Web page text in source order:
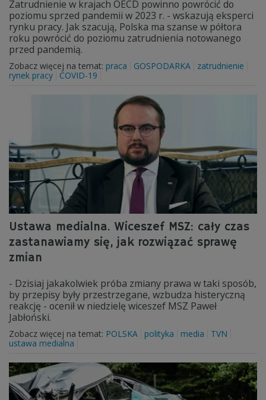
Zatrudnienie w krajach OECD powinno powrócić do
poziomu sprzed pandemii w 2023 r. - wskazują eksperci
rynku pracy. Jak szacują, Polska ma szanse w półtora
roku powrócić do poziomu zatrudnienia notowanego
przed pandemią.
Zobacz więcej na temat: praca GOSPODARKA
zatrudnienie
rynek pracy
COVID-19
Ustawa medialna. Wiceszef MSZ: cały czas
zastanawiamy się, jak rozwiązać sprawę
zmian
- Dzisiaj jakakolwiek próba zmiany prawa w taki sposób,
by przepisy były przestrzegane, wzbudza histeryczną
reakcję - ocenił w niedzielę wiceszef MSZ Paweł
Jabłoński.
Zobacz więcej na temat: POLSKA polityka media
TVN
ustawa medialna